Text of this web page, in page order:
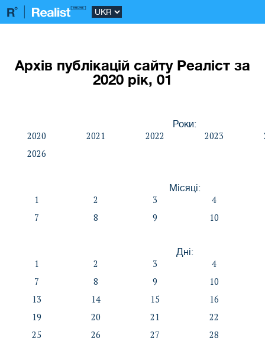
Архів публікацій сайту Реаліст за
2020 рік, 01
Роки:
2020 2021 2022 2023
2026
Місяці:
1 2 3
4
7
8 9 10
Дні:
1 2 3
4
7
8 9
10
13
14 15
16
19
20 21
22
25
26 27
28